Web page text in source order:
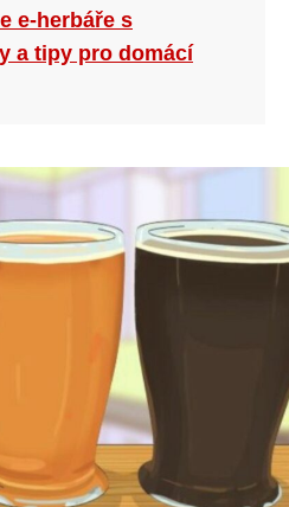
e-herbáře s
a tipy pro domácí